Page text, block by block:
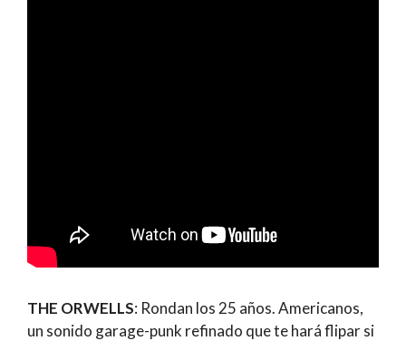
THE ORWELLS: Rondan los 25 años. Americanos,
un sonido garage-punk refinado que te hará flipar si